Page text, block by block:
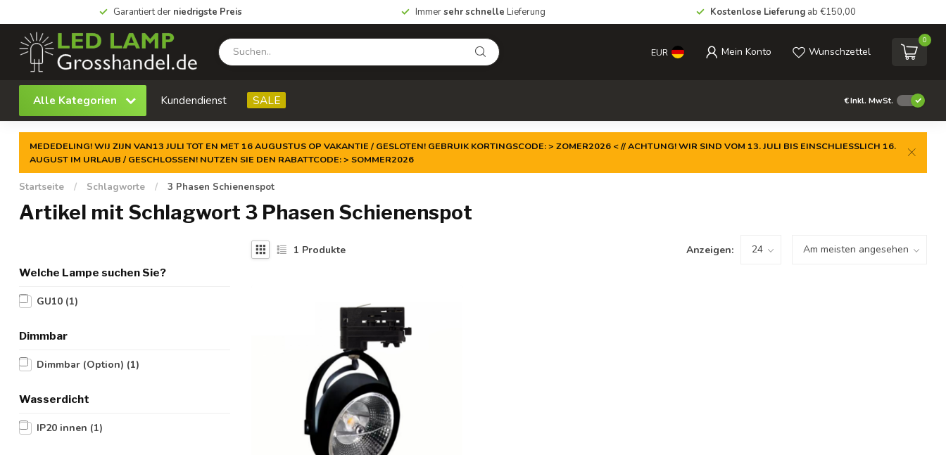
Garantiert der niedrigste Preis Immersehr schnelle Lieferung Kostenlose Lieferungab €150,00
EUR Mein Konto Wunschzettel
0
Alle Kategorien Kundendienst SALE €Inkl. MwSt.
MEDEDELING! WIJ ZIJN VAN13 JULI TOT EN MET 16 AUGUSTUS OP VAKANTIE / GESLOTEN! GEBRUIK KORTINGSCODE: > ZOMER2026 < // ACHTUNG! WIR SIND VOM 13. JULI BIS EINSCHLIESSLICH 16.
AUGUST IM URLAUB / GESCHLOSSEN! NUTZEN SIE DEN RABATTCODE: > SOMMER2026
Startseite / Schlagworte / 3 Phasen Schienenspot
Artikel mit Schlagwort 3 Phasen Schienenspot
Welche Lampe suchen Sie?
GU10 (1)
Dimmbar
Dimmbar (Option) (1)
Wasserdicht
IP20 innen (1)
1 Produkte Anzeigen: